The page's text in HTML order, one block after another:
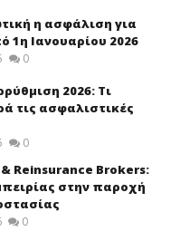
η ασφάλιση για
1η Ιανουαρίου 2026
0
2026: Τι
τις ασφαλιστικές
0
Reinsurance Brokers:
στην παροχή
0